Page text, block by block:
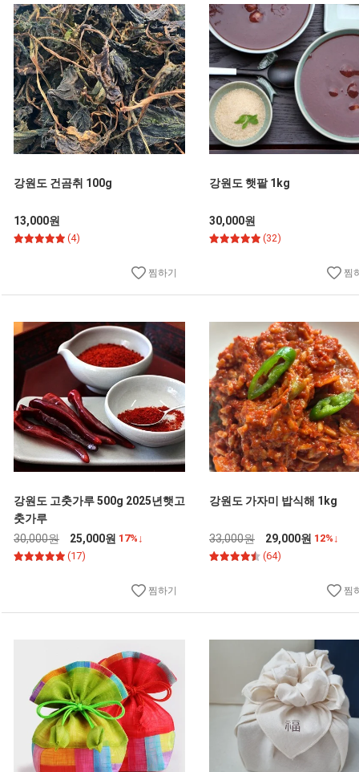
강원도 건곰취 100g
13,000원
(4)
찜하기
강원도 햇팥 1kg
30,000원
(32)
찜
강원도 고춧가루 500g 2025년햇고
춧가루
30,000원
25,000원 17%↓
(17)
찜하기
강원도 가자미 밥식해 1kg
33,000원 29,000원 12%↓
(64)
찜